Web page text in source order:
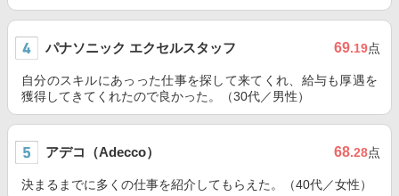
パナソニック エクセルスタッフ 69.19点
自分のスキルにあっった仕事を探して来てくれ、給与も厚遇を
獲得してきてくれたので良かった。（30代／男性）
アデコ（Adecco） 68.28点
決まるまでに多くの仕事を紹介してもらえた。（40代／女性）